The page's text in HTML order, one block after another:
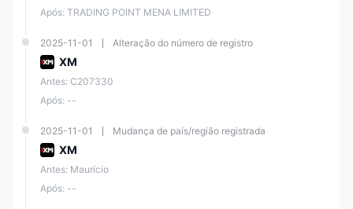
Após: TRADING POINT MENA LIMITED
2025-11-01 Alteração do número de registro
XM
Antes: C207330
Após: --
2025-11-01 Mudança de país/região registrada
XM
Antes: Maurício
Após: --